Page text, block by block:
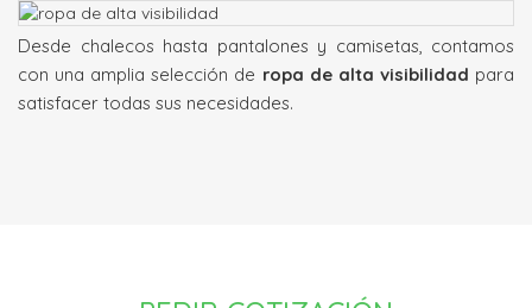
Desde chalecos hasta pantalones y camisetas, contamos
con una amplia selección de ropa de alta visibilidad para
satisfacer todas sus necesidades.